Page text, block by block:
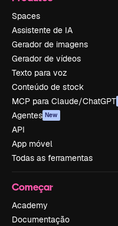
Spaces
Assistente de IA
Gerador de imagens
Gerador de vídeos
Texto para voz
Conteúdo de stock
MCP para Claude/ChatGPT
Agentes New
API
App móvel
Todas as ferramentas
Começar
Academy
Documentação